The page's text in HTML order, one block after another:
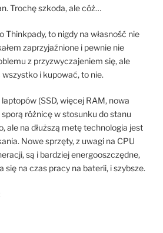
Trochę szkoda, ale cóż…
Thinkpady, to nigdy na własność nie
zaprzyjaźnione i pewnie nie
z przyzwyczajeniem się, ale
wszystko i kupować, to nie.
(SSD, więcej RAM, nowa
różnicę w stosunku do stanu
ale na dłuższą metę technologia jest
Nowe sprzęty, z uwagi na CPU
są i bardziej energooszczędne,
się na czas pracy na baterii, i szybsze.